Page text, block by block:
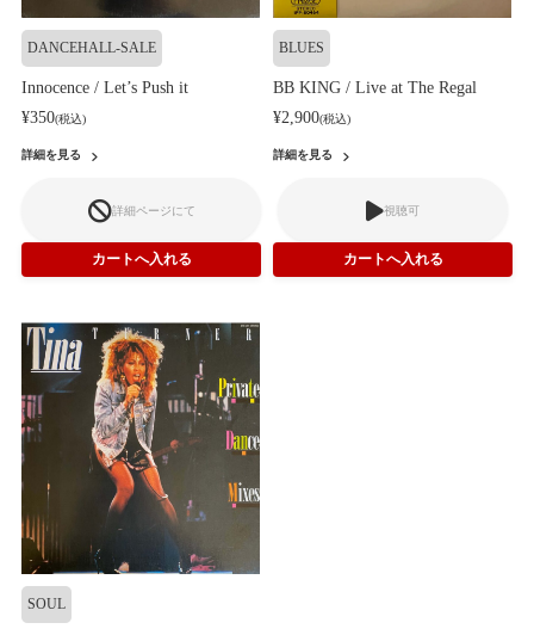
DANCEHALL-SALE
Innocence / Let’s Push it
¥350(税込)
詳細を見る
詳細ページにて
BLUES
BB KING / Live at The Regal
¥2,900(税込)
詳細を見る
視聴可
SOUL